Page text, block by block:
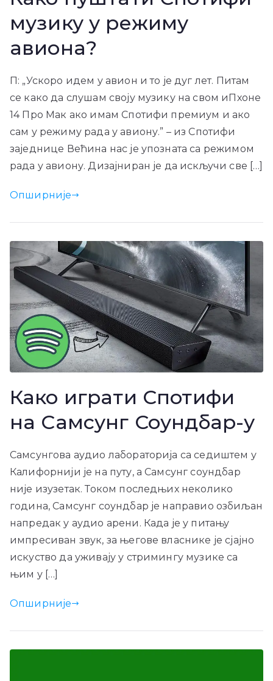
музику у режиму
авиона?
П: „Ускоро идем у авион и то је дуг лет. Питам
се како да слушам своју музику на свом иПхоне
14 Про Мак ако имам Спотифи премиум и ако
сам у режиму рада у авиону.” – из Спотифи
заједнице Већина нас је упозната са режимом
рада у авиону. Дизајниран је да искључи све […]
Опширније
Како играти Спотифи
на Самсунг Соундбар-у
Самсунгова аудио лабораторија са седиштем у
Калифорнији је на путу, а Самсунг соундбар
није изузетак. Током последњих неколико
година, Самсунг соундбар је направио озбиљан
напредак у аудио арени. Када је у питању
импресиван звук, за његове власнике је сјајно
искуство да уживају у стримингу музике са
њим у […]
Опширније